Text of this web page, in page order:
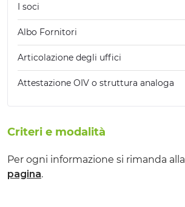
I soci
Albo Fornitori
Articolazione degli uffici
Attestazione OIV o struttura analoga
Criteri e modalità
Per ogni informazione si rimanda alla
pagina.